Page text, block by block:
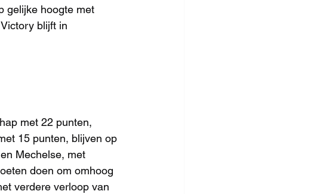
gelijke hoogte met
blijft in
met 22 punten,
15 punten, blijven op
Mechelse, met
doen om omhoog
verdere verloop van